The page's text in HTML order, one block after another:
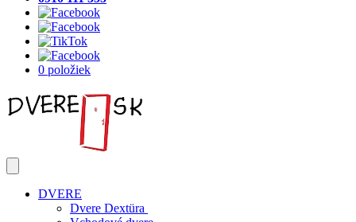
0 položiek
DVERE
Dvere Dextüra